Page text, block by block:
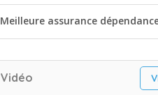
Meilleure assurance
Vidéo